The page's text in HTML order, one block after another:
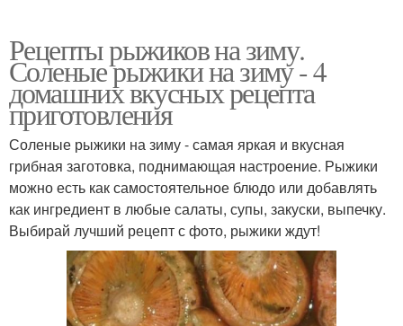
Рецепты рыжиков на зиму.
Соленые рыжики на зиму - 4
домашних вкусных рецепта
приготовления
Соленые рыжики на зиму - самая яркая и вкусная
грибная заготовка, поднимающая настроение. Рыжики
можно есть как самостоятельное блюдо или добавлять
как ингредиент в любые салаты, супы, закуски, выпечку.
Выбирай лучший рецепт с фото, рыжики ждут!